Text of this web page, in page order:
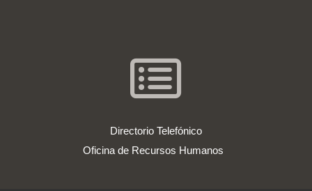
Directorio Telefónico
Oficina de Recursos Humanos